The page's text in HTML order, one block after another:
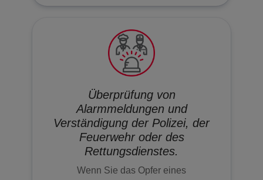
Überprüfung von
Alarmmeldungen und
Verständigung der Polizei, der
Feuerwehr oder des
Rettungsdienstes.
Wenn Sie das Opfer eines